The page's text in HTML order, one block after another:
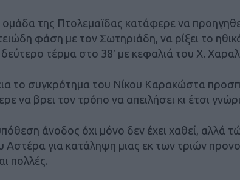
ομάδα της Πτολεμαϊδας κατάφερε να
φάση με τον Σωτηριάδη, να ρίξει το
τέρμα στο 38′ με κεφαλιά του Χ.
το συγκρότημα του Νίκου Καρακώστα
να βρει τον τρόπο να απειλήσει κι έτσι
άνοδος όχι μόνο δεν έχει χαθεί, αλλά
Αστέρα για κατάληψη μιας εκ των τριών
πολλές.